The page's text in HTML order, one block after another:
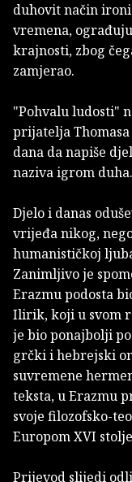
duhovit način
vremena,
krajnosti, zbog
zamjerao.
"Pohvalu ludosti"
prijatelja Thomasa
dana da napiše
naziva igrom duha.
Djelo i danas
vrijeđa nikog,
humanističkoj
Zanimljivo je
Erazmu podosta
Ilirik, koji u svom
je bio ponajbolji
grčki i hebrejski
suvremene
teksta, u Erazmu
svoje filozofsko-
Europom XVI
Prijevod slijedi